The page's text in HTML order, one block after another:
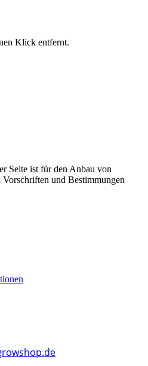
Klick entfernt.
Seite ist für den Anbau von
und Bestimmungen